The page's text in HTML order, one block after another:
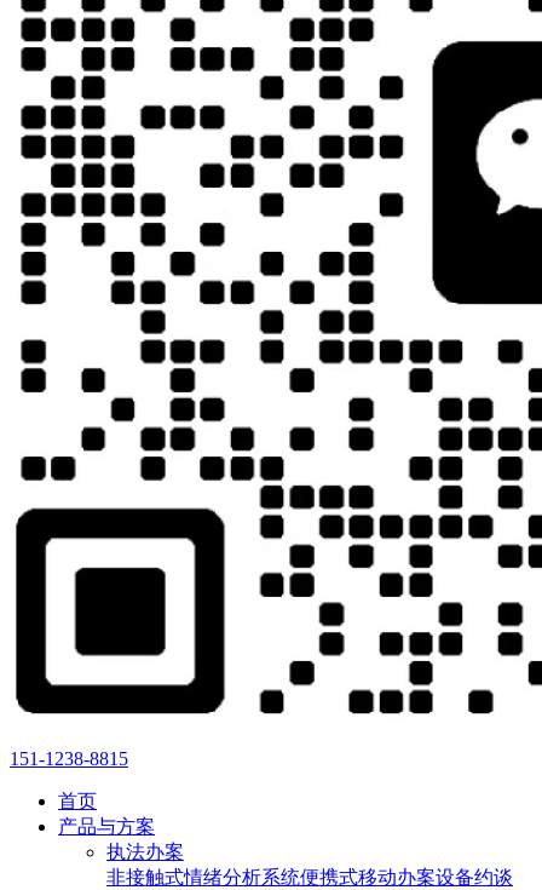
151-1238-8815
首页
产品与方案
执法办案
非接触式情绪分析系统便携式移动办案设备约谈